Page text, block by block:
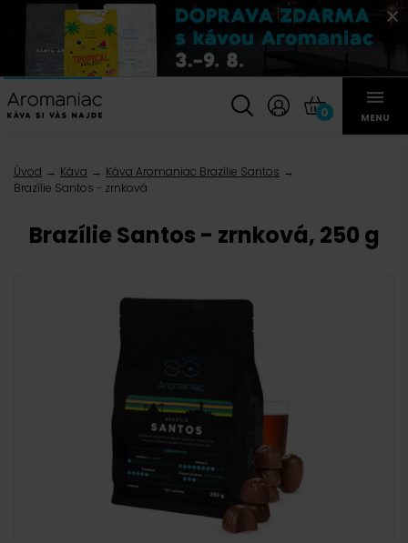
0 MENU
Úvod Káva
Káva Aromaniac Brazílie Santos
Brazílie Santos - zrnková
Brazílie Santos - zrnková, 250 g